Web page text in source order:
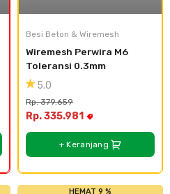
Perkakas
& Plat
Baja
Pipa
Besi Beton & Wiremesh
Wiremesh Perwira M6
Toleransi 0.3mm
5.0
Rp. 379.659
Rp. 335.981
+ Keranjang
HEMAT 9 %